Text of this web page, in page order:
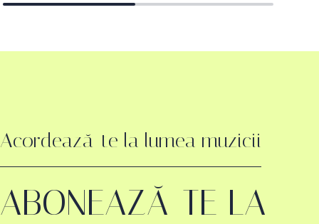
Acordează-te la lumea muzicii
ABONEAZĂ-TE LA